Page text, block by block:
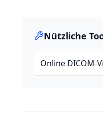
Nützliche
Online DICOM-